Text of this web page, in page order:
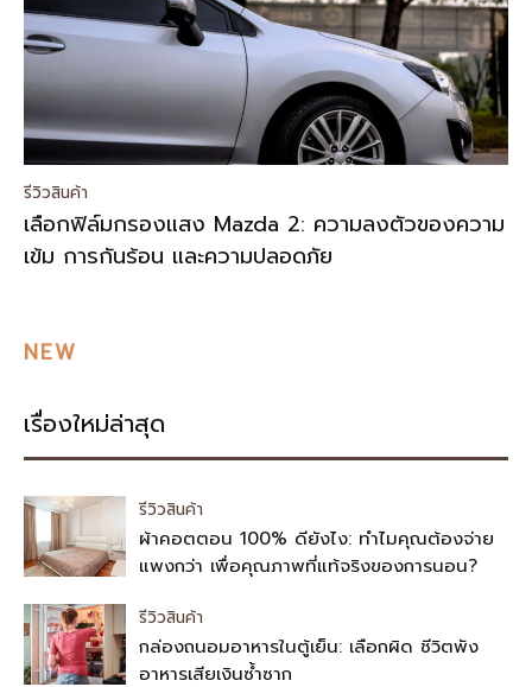
รีวิวสินค้า
เลือกฟิล์มกรองแสง Mazda 2: ความลงตัวของความ
เข้ม การกันร้อน และความปลอดภัย
NEW
เรื่องใหม่ล่าสุด
รีวิวสินค้า
ผ้าคอตตอน 100% ดียังไง: ทำไมคุณต้องจ่าย
แพงกว่า เพื่อคุณภาพที่แท้จริงของการนอน?
รีวิวสินค้า
กล่องถนอมอาหารในตู้เย็น: เลือกผิด ชีวิตพัง
อาหารเสียเงินซ้ำซาก